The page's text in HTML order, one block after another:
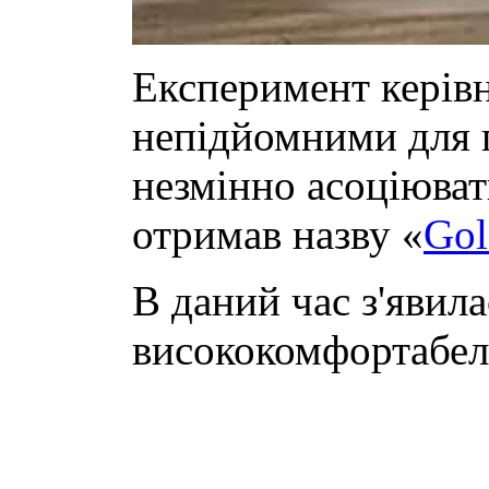
Експеримент
непідйомними для
незмінно
отримав назву «
В даний час